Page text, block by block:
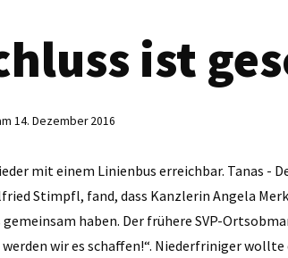
ist
14. Dezember 2016
mit einem Linienbus erreichbar. Tanas -
Stimpfl, fand, dass Kanzlerin Angela
haben. Der frühere SVP-
wir es schaffen!“. Niederfriniger